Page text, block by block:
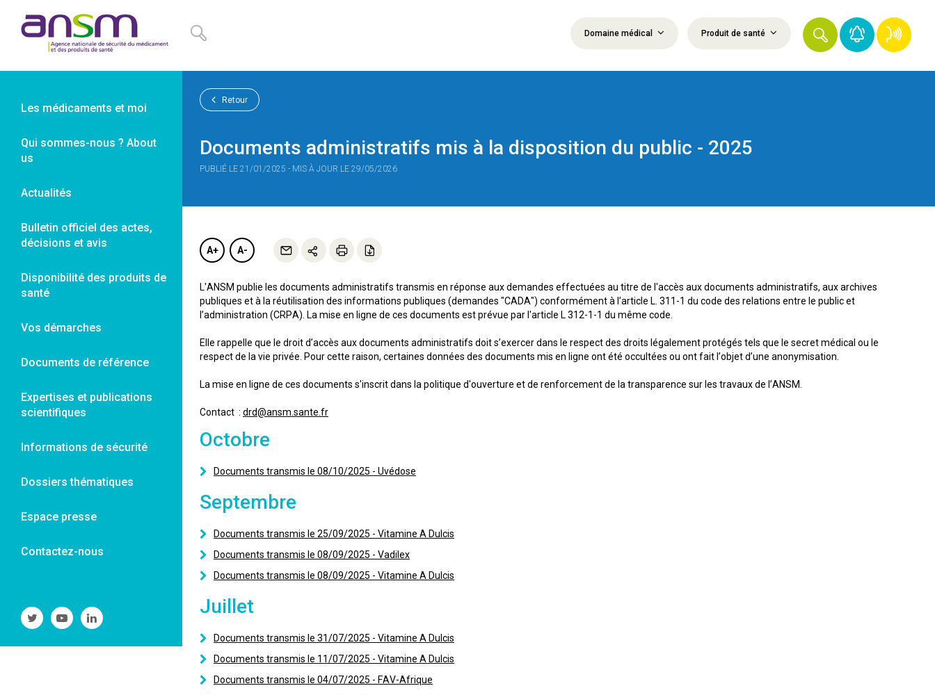
Domaine médical Produit de santé
Les médicaments et moi
Qui sommes-nous ? About
us
Actualités
Bulletin officiel des actes,
décisions et avis
Disponibilité des produits de
santé
Vos démarches
Documents de référence
Expertises et publications
scientifiques
Informations de sécurité
Dossiers thématiques
Espace presse
Contactez-nous
Suivre
l'ANSM
Twitter
Suivre
l'ANSM
Youtube
Suivre
l'ANSM
Linkedin
Retour
Documents administratifs mis à la disposition du public - 2025
PUBLIÉ LE 21/01/2025 - MIS À JOUR LE 29/05/2026
A+ A-
L'ANSM publie les documents administratifs transmis en réponse aux demandes effectuées au titre de l'accès aux documents administratifs, aux archives
publiques et à la réutilisation des informations publiques (demandes "CADA") conformément à l’article L. 311-1 du code des relations entre le public et
l’administration (CRPA). La mise en ligne de ces documents est prévue par l'article L 312-1-1 du même code.
Elle rappelle que le droit d’accès aux documents administratifs doit s’exercer dans le respect des droits légalement protégés tels que le secret médical ou le
respect de la vie privée. Pour cette raison, certaines données des documents mis en ligne ont été occultées ou ont fait l’objet d’une anonymisation.
La mise en ligne de ces documents s'inscrit dans la politique d'ouverture et de renforcement de la transparence sur les travaux de l’ANSM.
Contact : drd@ansm.sante.fr
Octobre
Documents transmis le 08/10/2025 - Uvédose
Septembre
Documents transmis le 25/09/2025 - Vitamine A Dulcis
Documents transmis le 08/09/2025 - Vadilex
Documents transmis le 08/09/2025 - Vitamine A Dulcis
Juillet
Documents transmis le 31/07/2025 - Vitamine A Dulcis
Documents transmis le 11/07/2025 - Vitamine A Dulcis
Documents transmis le 04/07/2025 - FAV-Afrique